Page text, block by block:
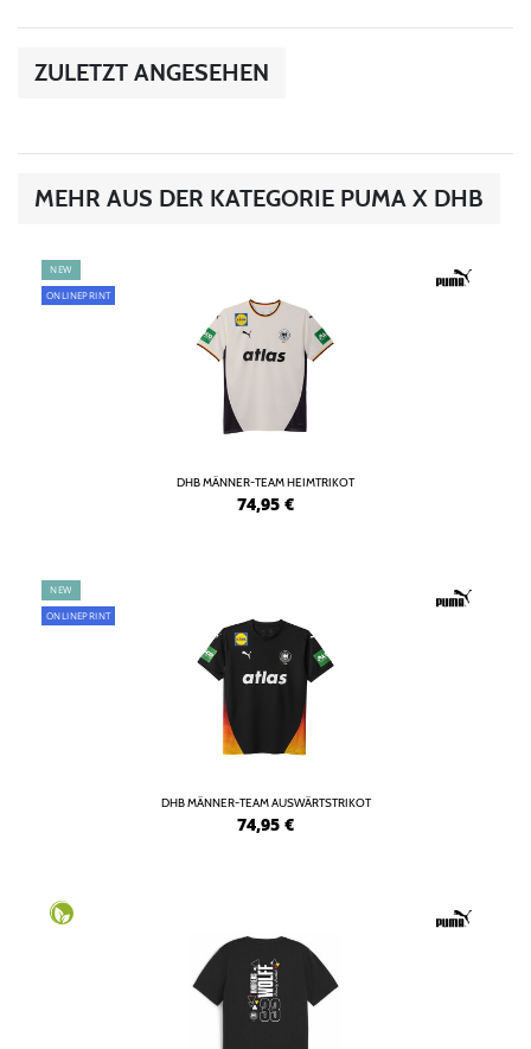
ZULETZT ANGESEHEN
MEHR AUS DER KATEGORIE PUMA X DHB
NEW
ONLINEPRINT
DHB MÄNNER-TEAM HEIMTRIKOT
74,95 €
NEW
ONLINEPRINT
DHB MÄNNER-TEAM AUSWÄRTSTRIKOT
74,95 €